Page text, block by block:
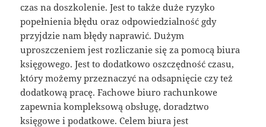
czas na doszkolenie. Jest to także duże ryzyko
popełnienia błędu oraz odpowiedzialność gdy
przyjdzie nam błędy naprawić. Dużym
uproszczeniem jest rozliczanie się za pomocą biura
księgowego. Jest to dodatkowo oszczędność czasu,
który możemy przeznaczyć na odsapnięcie czy też
dodatkową pracę. Fachowe biuro rachunkowe
zapewnia kompleksową obsługę, doradztwo
księgowe i podatkowe. Celem biura jest